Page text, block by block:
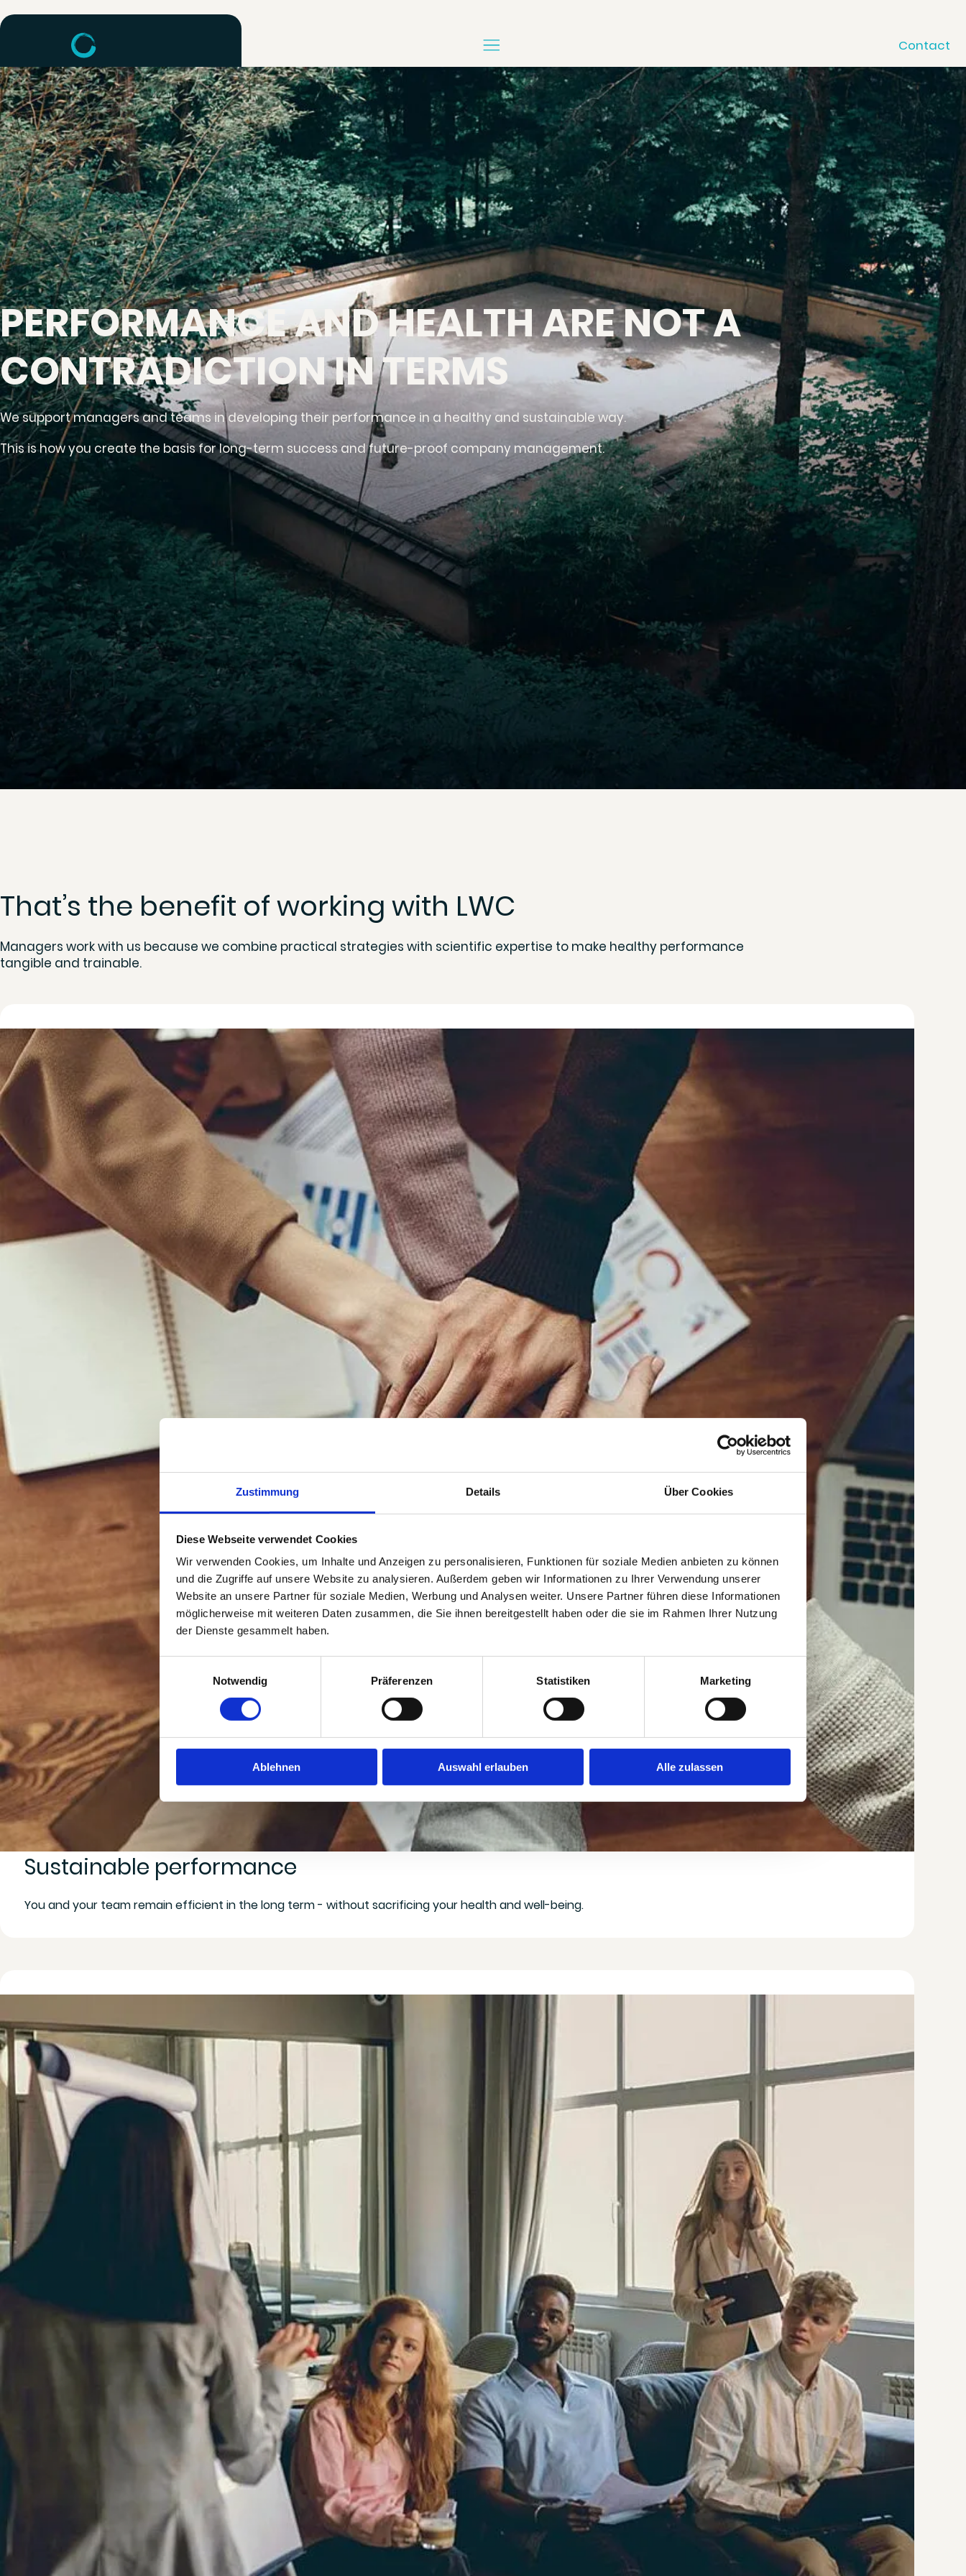
Zustimmung Details Über Cookies
Diese Webseite verwendet Cookies
Wir verwenden Cookies, um Inhalte und Anzeigen zu personalisieren, Funktionen für soziale Medien anbieten zu können
und die Zugriffe auf unsere Website zu analysieren. Außerdem geben wir Informationen zu Ihrer Verwendung unserer
Website an unsere Partner für soziale Medien, Werbung und Analysen weiter. Unsere Partner führen diese Informationen
möglicherweise mit weiteren Daten zusammen, die Sie ihnen bereitgestellt haben oder die sie im Rahmen Ihrer Nutzung
der Dienste gesammelt haben.
Notwendig
Präferenzen Statistiken Marketing
Ablehnen Auswahl erlauben Alle zulassen
Contact
PERFORMANCE AND HEALTH ARE NOT A
CONTRADICTION IN TERMS
We support managers and teams in developing their performance in a healthy and sustainable way.
This is how you create the basis for long-term success and future-proof company management.
That’s the benefit of working with LWC
Managers work with us because we combine practical strategies with scientific expertise to make healthy performance
tangible and trainable.
Sustainable performance
You and your team remain efficient in the long term - without sacrificing your health and well-being.